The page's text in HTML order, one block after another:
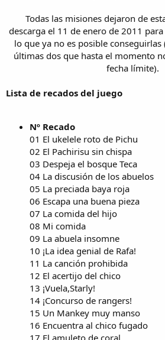
Todas las misiones dejaron de
descarga el 11 de enero de 2011
lo que ya no es posible conseguirlas
últimas dos que hasta el momento
fecha límite).​
Lista de recados del juego
Nº Recado
01 El ukelele roto de Pichu
02 El Pachirisu sin chispa
03 Despeja el bosque Teca
04 La discusión de los abuelos
05 La preciada baya roja
06 Escapa una buena pieza
07 La comida del hijo
08 Mi comida
09 La abuela insomne
10 ¡La idea genial de Rafa!
11 La canción prohibida
12 El acertijo del chico
13 ¡Vuela,Starly!
14 ¡Concurso de rangers!
15 Un Mankey muy manso
16 Encuentra al chico fugado
17 El amuleto de coral